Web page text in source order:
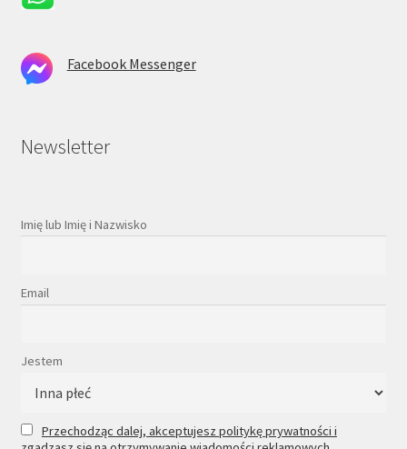
Facebook Messenger
Newsletter
Imię lub Imię i Nazwisko
Email
Jestem
Przechodząc dalej, akceptujesz politykę prywatności i